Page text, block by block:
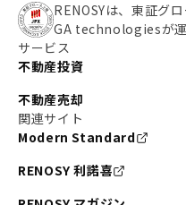
RENOSYは、東証グ
GA technologiesが運
サービス
不動産投資
不動産売却
関連サイト
Modern Standard
RENOSY 利諾喜